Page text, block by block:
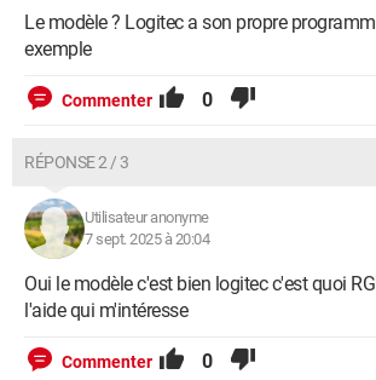
Le modèle ? Logitec a son propre
exemple
Commenter 0
RÉPONSE 2 / 3
Utilisateur anonyme
7 sept. 2025 à 20:04
Oui le modèle c'est bien logitec c'est quoi
l'aide qui m'intéresse
Commenter 0